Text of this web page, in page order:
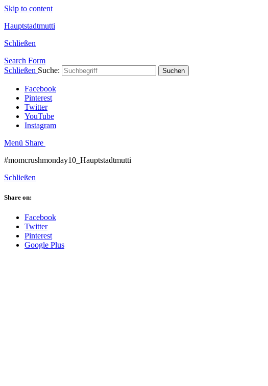
Skip to content
Hauptstadtmutti
Schließen
Search Form
Schließen Suche: Suchen
Facebook
Pinterest
Twitter
YouTube
Instagram
Menü Share
#momcrushmonday10_Hauptstadtmutti
Schließen
Share on:
Facebook
Twitter
Pinterest
Google Plus